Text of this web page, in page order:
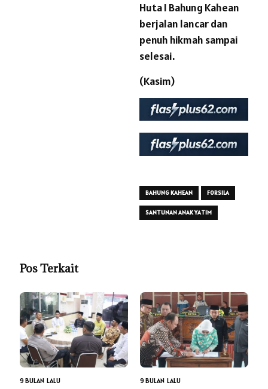
Huta I Bahung Kahean
berjalan lancar dan
penuh hikmah sampai
selesai.
(Kasim)
BAHUNG KAHEAN FORSILA
SANTUNAN ANAK YATIM
Pos Terkait
9 BULAN LALU 9 BULAN LALU